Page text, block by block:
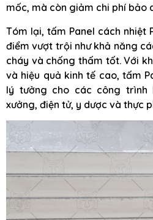
mốc, mà còn giảm chi phí bảo
Tóm lại, tấm Panel cách nhiệt
điểm vượt trội như khả năng
cháy và chống thấm tốt. Với
và hiệu quả kinh tế cao, tấm
lý tưởng cho các công trình
xưởng, điện tử, y dược và thực